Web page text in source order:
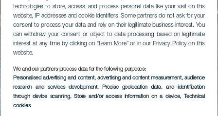
technologies to store, access, and process personal data like your visit on this
website, IP addresses and cookie identifiers. Some partners do not ask for your
consent to process your data and rely on their legitimate business interest. You
can withdraw your consent or object to data processing based on legitimate
interest at any time by clicking on “Learn More” or in our Privacy Policy on this
website.
We and our partners process data for the following purposes:
Personalised advertising and content, advertising and content measurement, audience
research and services development, Precise geolocation data, and identification
through device scanning, Store and/or access information on a device, Technical
cookies